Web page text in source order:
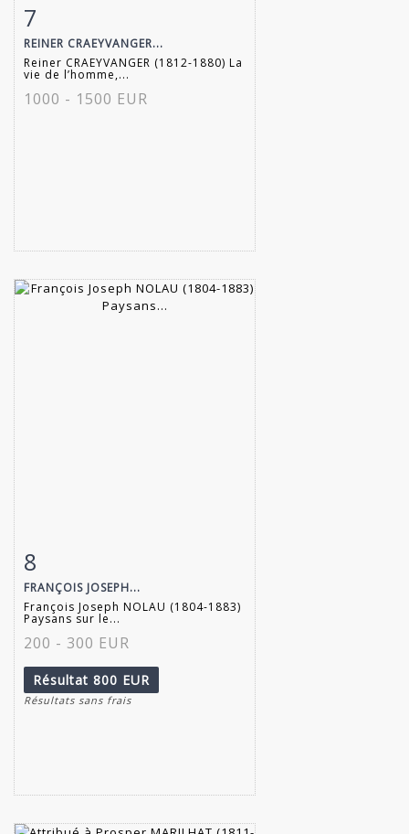
Fiche détaillée
7
REINER CRAEYVANGER...
Reiner CRAEYVANGER (1812-1880) La
vie de l’homme,...
1000 - 1500 EUR
Fiche détaillée
8
FRANÇOIS JOSEPH...
François Joseph NOLAU (1804-1883)
Paysans sur le...
200 - 300 EUR
Résultat 800 EUR
Résultats sans frais